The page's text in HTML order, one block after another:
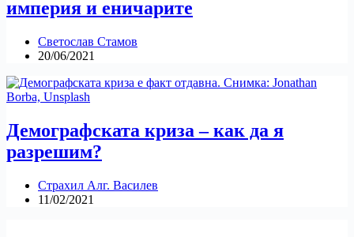
империя и еничарите
Светослав Стамов
20/06/2021
Демографската криза – как да я
разрешим?
Страхил Алг. Василев
11/02/2021